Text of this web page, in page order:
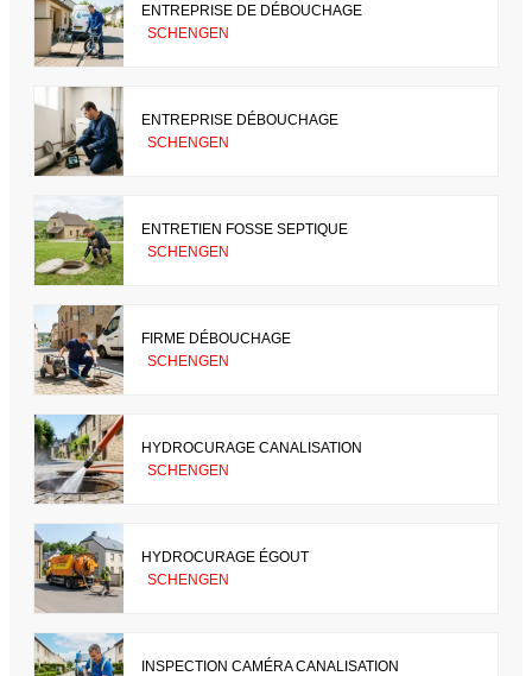
ENTREPRISE DE DÉBOUCHAGE
SCHENGEN
ENTREPRISE DÉBOUCHAGE
SCHENGEN
ENTRETIEN FOSSE SEPTIQUE
SCHENGEN
FIRME DÉBOUCHAGE
SCHENGEN
HYDROCURAGE CANALISATION
SCHENGEN
HYDROCURAGE ÉGOUT
SCHENGEN
INSPECTION CAMÉRA CANALISATION